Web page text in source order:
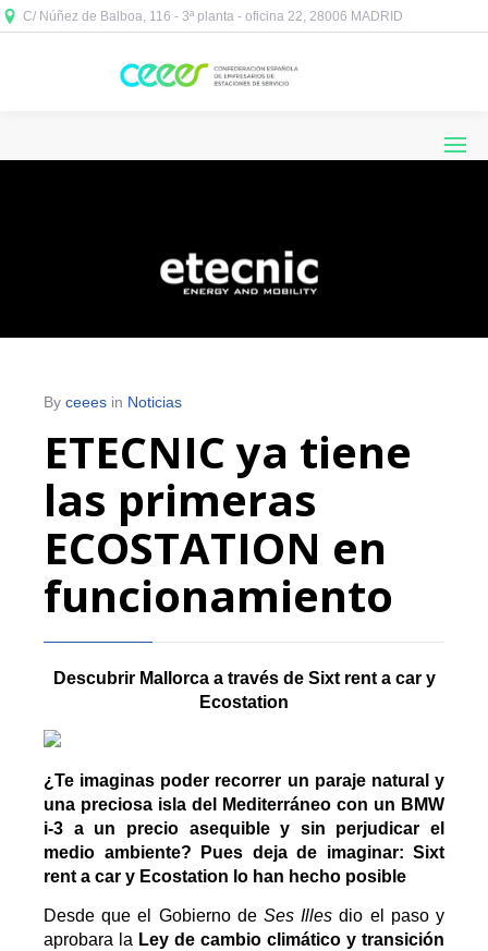
C/ Núñez de Balboa, 116 - 3ª planta - oficina 22, 28006 MADRID
By ceees in Noticias
ETECNIC ya tiene
las primeras
ECOSTATION en
funcionamiento
Descubrir Mallorca a través de Sixt rent a car y
Ecostation
¿Te imaginas poder recorrer un paraje natural y
una preciosa isla del Mediterráneo con un BMW
i-3 a un precio asequible y sin perjudicar el
medio ambiente? Pues deja de imaginar: Sixt
rent a car y Ecostation lo han hecho posible
Desde que el Gobierno de Ses Illes dio el paso y
aprobara la Ley de cambio climático y transición